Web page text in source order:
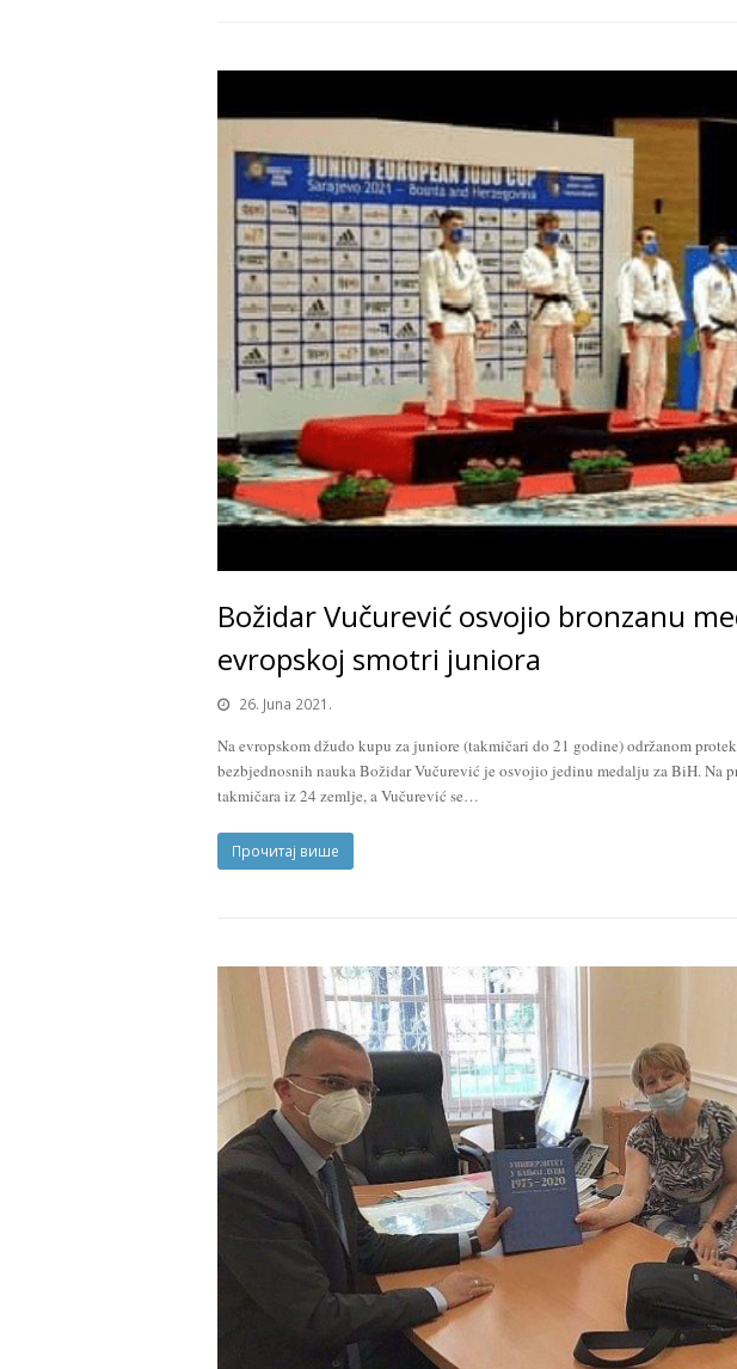
Božidar Vučurević osvojio bronzanu
evropskoj smotri juniora
26. Juna 2021.
Na evropskom džudo kupu za juniore (takmičari do 21 godine) održanom
bezbjednosnih nauka Božidar Vučurević je osvojio jedinu medalju za BiH. Na
takmičara iz 24 zemlje, a Vučurević se…
Прочитај више